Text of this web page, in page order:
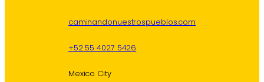
caminandonuestrospueblos.com
+52 55 4027 5426
Mexico City